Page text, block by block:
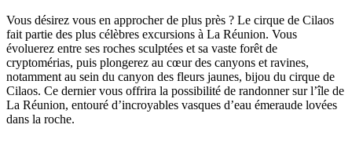
Vous désirez vous en approcher de plus près ? Le cirque de Cilaos
fait partie des plus célèbres excursions à La Réunion. Vous
évoluerez entre ses roches sculptées et sa vaste forêt de
cryptomérias, puis plongerez au cœur des canyons et ravines,
notamment au sein du canyon des fleurs jaunes, bijou du cirque de
Cilaos. Ce dernier vous offrira la possibilité de randonner sur l’île de
La Réunion, entouré d’incroyables vasques d’eau émeraude lovées
dans la roche.